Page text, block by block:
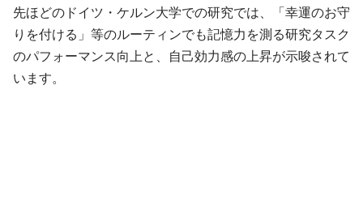
先ほどのドイツ・ケルン大学での研究では、「幸運のお守
りを付ける」等のルーティンでも記憶力を測る研究タスク
のパフォーマンス向上と、自己効力感の上昇が示唆されて
います。